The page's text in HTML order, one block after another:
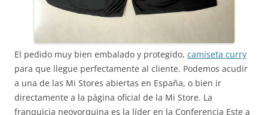
El pedido muy bien embalado y protegido, camiseta curry
para que llegue perfectamente al cliente. Podemos acudir
a una de las Mi Stores abiertas en España, o bien ir
directamente a la página oficial de la Mi Store. La
franquicia neoyorquina es la líder en la Conferencia Este a